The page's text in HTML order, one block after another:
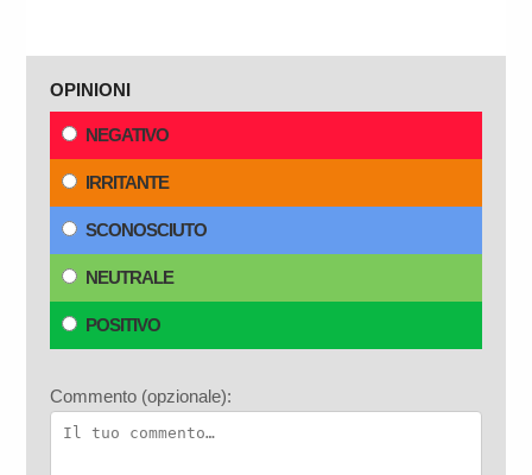
OPINIONI
NEGATIVO
IRRITANTE
SCONOSCIUTO
NEUTRALE
POSITIVO
Commento (opzionale):